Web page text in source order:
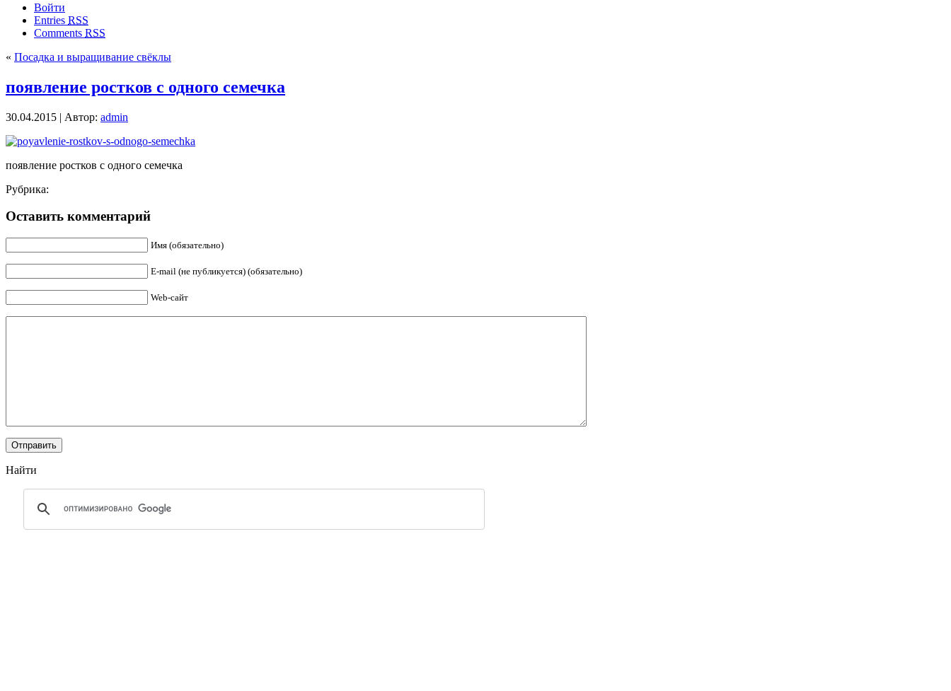
Войти
Entries RSS
Comments RSS
« Посадка и выращивание свёклы
появление ростков с одного семечка
30.04.2015 | Автор: admin
появление ростков с одного семечка
Рубрика:
Оставить комментарий
Имя (обязательно)
E-mail (не публикуется) (обязательно)
Web-сайт
Найти